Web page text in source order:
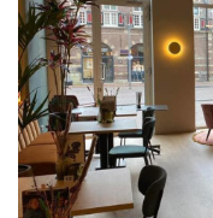
Eten
Drinken
Slapen
Recreatief
Winkels